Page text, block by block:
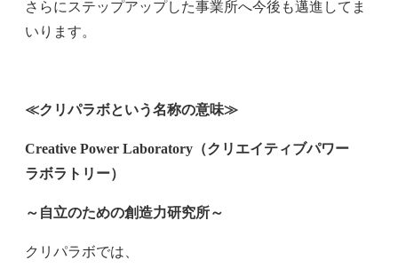
さらにステップアップした事業所へ今後も邁進してま
いります。
≪クリパラボという名称の意味≫
Creative Power Laboratory（クリエイティブパワー
ラボラトリー）
～自立のための創造力研究所～
クリパラボでは、